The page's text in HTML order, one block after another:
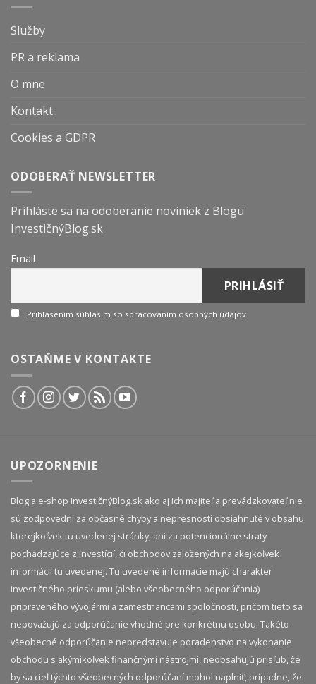
Služby
PR a reklama
O mne
Kontakt
Cookies a GDPR
ODOBERAŤ NEWSLETTER
Prihláste sa na odoberanie noviniek z Blogu
InvestičnýBlog.sk
Email
Prihlásením súhlasím so spracovaním osobných údajov
OSTAŇME V KONTAKTE
UPOZORNENIE
Blog a e-shop InvestičnýBlog.sk ako aj ich majiteľ a prevádzkovateľ nie
sú zodpovední za občasné chyby a nepresnosti obsiahnuté v obsahu
ktorejkoľvek tu uvedenej stránky, ani za potencionálne straty
pochádzajúce z investícií, či obchodov založených na akejkoľvek
informácii tu uvedenej. Tu uvedené informácie majú charakter
investičného prieskumu (alebo všeobecného odporúčania)
pripraveného vývojármi a zamestnancami spoločnosti, pričom tieto sa
nepovažujú za odporúčanie vhodné pre konkrétnu osobu. Takéto
všeobecné odporúčanie nepredstavuje poradenstvo na vykonanie
obchodu s akýmikoľvek finančnými nástrojmi, neobsahujú prísľub, že
by sa cieľ týchto všeobecných odporúčaní mohol naplniť, prípadne, že